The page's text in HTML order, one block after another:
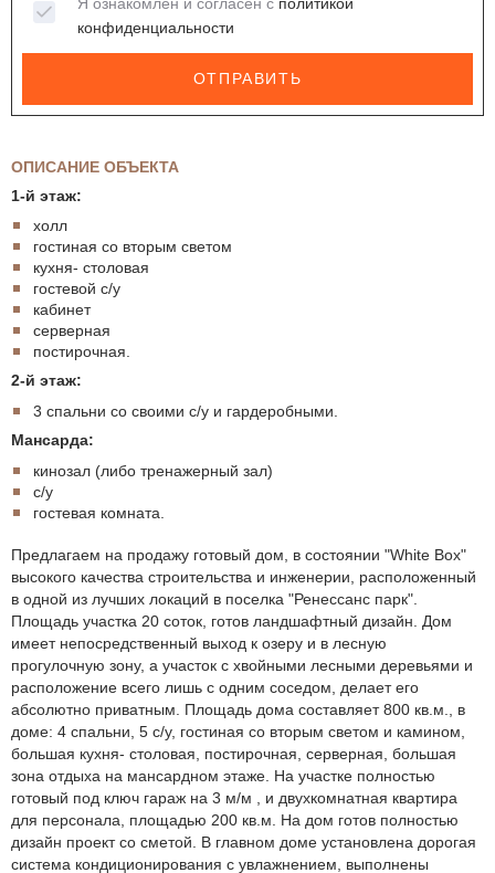
ОПИСАНИЕ ОБЪЕКТА
1-й этаж:
холл
гостиная со вторым светом
кухня- столовая
гостевой с/у
кабинет
серверная
постирочная.
2-й этаж:
3 спальни со своими с/у и гардеробными.
Мансарда:
кинозал (либо тренажерный зал)
с/у
гостевая комната.
Предлагаем на продажу готовый дом, в состоянии "White Box"
высокого качества строительства и инженерии, расположенный
в одной из лучших локаций в поселка "Ренессанс парк".
Площадь участка 20 соток, готов ландшафтный дизайн. Дом
имеет непосредственный выход к озеру и в лесную
прогулочную зону, а участок с хвойными лесными деревьями и
расположение всего лишь с одним соседом, делает его
абсолютно приватным. Площадь дома составляет 800 кв.м., в
доме: 4 спальни, 5 с/у, гостиная со вторым светом и камином,
большая кухня- столовая, постирочная, серверная, большая
зона отдыха на мансардном этаже. На участке полностью
готовый под ключ гараж на 3 м/м , и двухкомнатная квартира
для персонала, площадью 200 кв.м. На дом готов полностью
дизайн проект со сметой. В главном доме установлена дорогая
система кондиционирования с увлажнением, выполнены
Я ознакомлен и согласен с политикой
конфиденциальности
ОТПРАВИТЬ